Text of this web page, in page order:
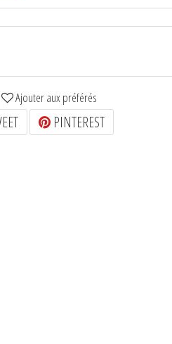
Ajouter aux préférés
PINTEREST